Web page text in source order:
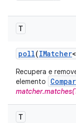
T
poll(IMatcher
Recupera e
elemento
T